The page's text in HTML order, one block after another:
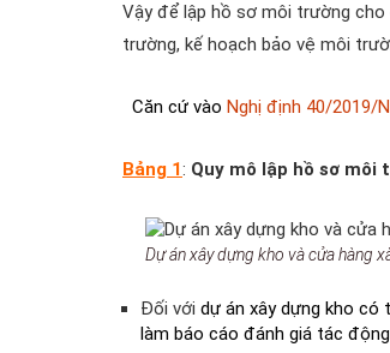
Vậy để lập hồ sơ môi trường cho
trường, kế hoạch bảo vệ môi
Căn cứ vào Nghị định 40/2019/
Bảng 1: Quy mô lập hồ sơ môi
Dự án xây dựng kho và cửa hàng
Đối với dự án xây dựng kho
làm báo cáo đánh giá tác